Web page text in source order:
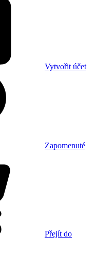
Vytvořit účet
Zapomenuté
Přejít do